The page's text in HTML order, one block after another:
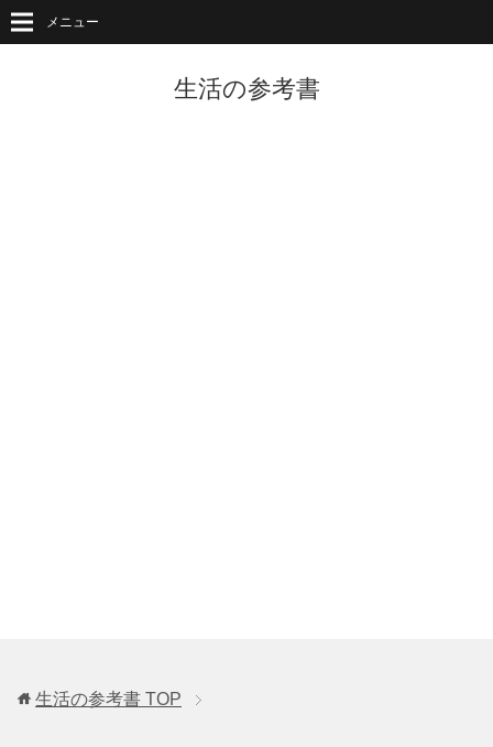
生活の参考書
メニュー
生活の参考書 TOP